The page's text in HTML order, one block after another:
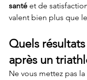
santé et de
valent bien plus que
Quels
après un
Ne vous mettez pas